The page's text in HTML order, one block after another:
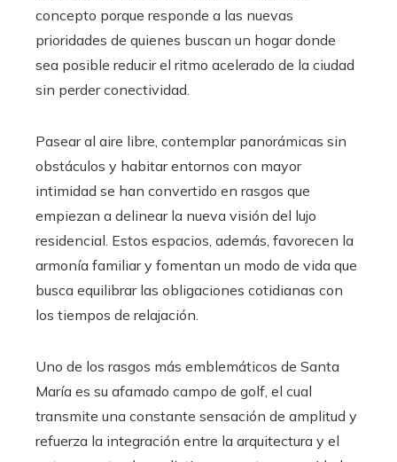
concepto porque responde a las nuevas
prioridades de quienes buscan un hogar donde
sea posible reducir el ritmo acelerado de la ciudad
sin perder conectividad.
Pasear al aire libre, contemplar panorámicas sin
obstáculos y habitar entornos con mayor
intimidad se han convertido en rasgos que
empiezan a delinear la nueva visión del lujo
residencial. Estos espacios, además, favorecen la
armonía familiar y fomentan un modo de vida que
busca equilibrar las obligaciones cotidianas con
los tiempos de relajación.
Uno de los rasgos más emblemáticos de Santa
María es su afamado campo de golf, el cual
transmite una constante sensación de amplitud y
refuerza la integración entre la arquitectura y el